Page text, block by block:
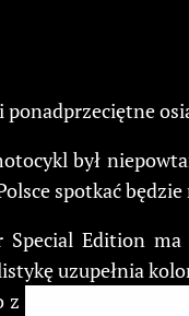
był
spotkać
Edition
uzupełnia
z